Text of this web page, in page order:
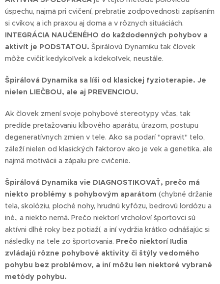
úspechu, najmä pri cvičení, prebratie zodpovednosti zapísaním
si cvikov, a ich praxou aj doma a v rôznych situáciách.
INTEGRÁCIA NAUČENÉHO do každodenných pohybov a
aktivít je PODSTATOU. Špirálovú Dynamiku tak človek
môže cvičiť kedykoľvek a kdekoľvek, neustále.
Špirálová Dynamika sa líši od klasickej fyzioterapie. Je
nielen LIEČBOU, ale aj PREVENCIOU.
Ak človek zmení svoje pohybové stereotypy včas, tak
predíde preťažovaniu kĺbového aparátu, úrazom, postupu
degeneratívnych zmien v tele. Ako sa podarí "opraviť" telo,
záleží nielen od klasických faktorov ako je vek a genetika, ale
najmä motivácii a zápalu pre cvičenie.
Špirálová Dynamika vie DIAGNOSTIKOVAŤ, prečo má
niekto problémy s pohybovým aparátom (chybné držanie
tela, skolóziu, ploché nohy, hrudnú kyfózu, bedrovú lordózu a
iné., a niekto nemá. Prečo niektorí vrcholoví športovci sú
aktívni dlhé roky bez potiaží, a iní vydržia krátko odnášajúc si
následky na tele zo športovania. Prečo niektorí ľudia
zvládajú rôzne pohybové aktivity či štýly vedomého
pohybu bez problémov, a iní môžu len niektoré vybrané
metódy pohybu.